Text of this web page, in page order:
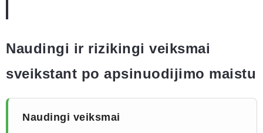
Naudingi ir rizikingi veiksmai
sveikstant po apsinuodijimo maistu
Naudingi veiksmai